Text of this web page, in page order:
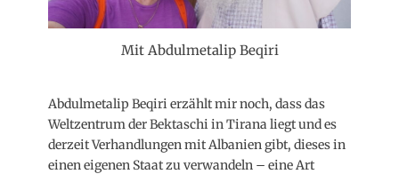
Mit Abdulmetalip Beqiri
Abdulmetalip Beqiri erzählt mir noch, dass das
Weltzentrum der Bektaschi in Tirana liegt und es
derzeit Verhandlungen mit Albanien gibt, dieses in
einen eigenen Staat zu verwandeln – eine Art